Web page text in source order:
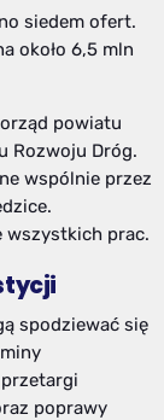
siedem ofert.
około 6,5 mln
powiatu
Rozwoju Dróg.
wspólnie przez
wszystkich prac.
spodziewać się
poprawy